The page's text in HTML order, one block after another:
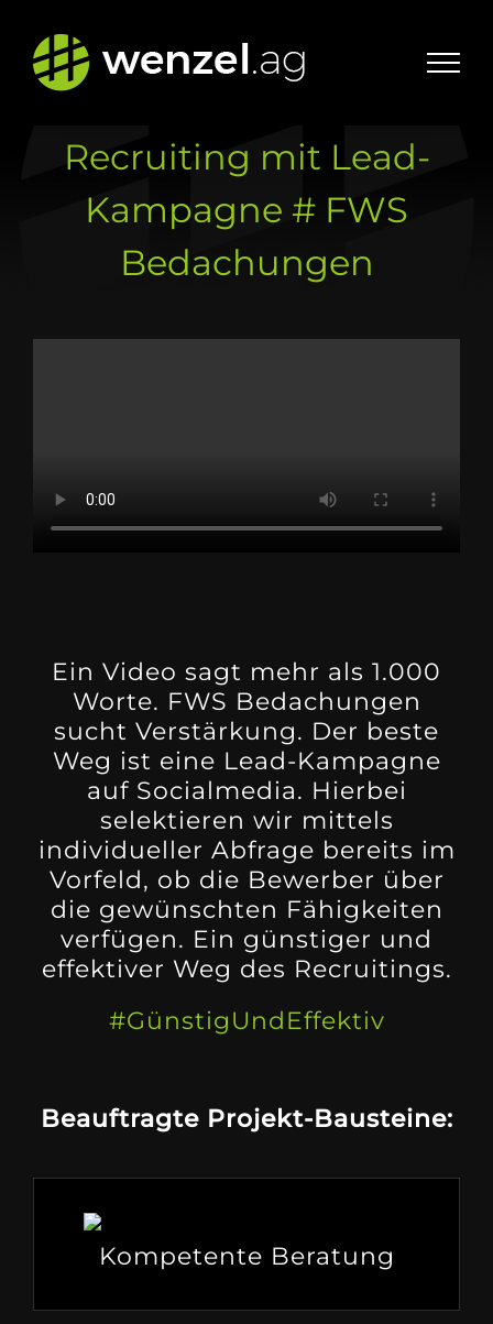
Inhalt
springen
Recruiting mit Lead-
Kampagne # FWS
Bedachungen
Ein Video sagt mehr als 1.000
Worte. FWS Bedachungen
sucht Verstärkung. Der beste
Weg ist eine Lead-Kampagne
auf Socialmedia. Hierbei
selektieren wir mittels
individueller Abfrage bereits im
Vorfeld, ob die Bewerber über
die gewünschten Fähigkeiten
verfügen. Ein günstiger und
effektiver Weg des Recruitings.
#GünstigUndEffektiv
Beauftragte Projekt-Bausteine:
Kompetente Beratung